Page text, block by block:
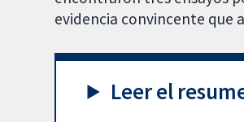
evidencia convincente que
Leer el